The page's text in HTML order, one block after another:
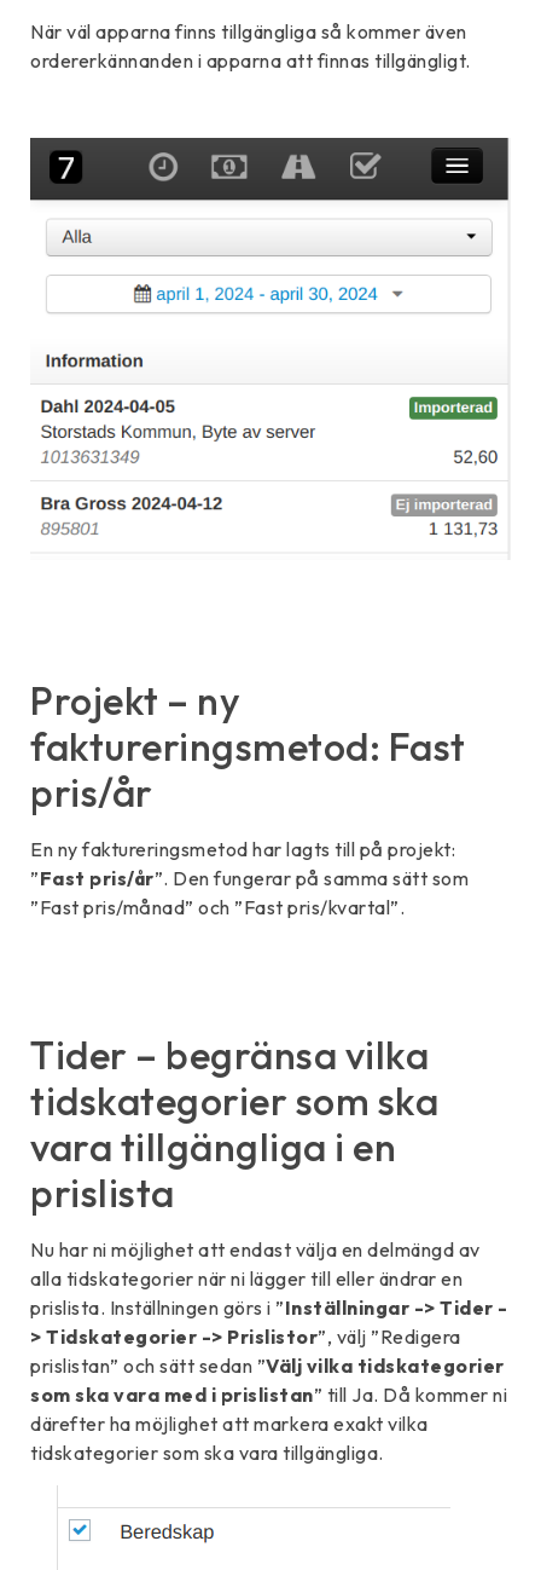
När väl apparna finns tillgängliga så kommer även
ordererkännanden i apparna att finnas tillgängligt.
Projekt – ny
faktureringsmetod: Fast
pris/år
En ny faktureringsmetod har lagts till på projekt:
”Fast pris/år”. Den fungerar på samma sätt som
”Fast pris/månad” och ”Fast pris/kvartal”.
Tider – begränsa vilka
tidskategorier som ska
vara tillgängliga i en
prislista
Nu har ni möjlighet att endast välja en delmängd av
alla tidskategorier när ni lägger till eller ändrar en
prislista. Inställningen görs i ”Inställningar -> Tider -
> Tidskategorier -> Prislistor”, välj ”Redigera
prislistan” och sätt sedan ”Välj vilka tidskategorier
som ska vara med i prislistan” till Ja. Då kommer ni
därefter ha möjlighet att markera exakt vilka
tidskategorier som ska vara tillgängliga.